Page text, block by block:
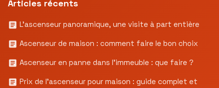
Articles récents
L’ascenseur panoramique, une visite à part entière
Ascenseur de maison : comment faire le bon choix
Ascenseur en panne dans l’immeuble : que faire ?
Prix de l’ascenseur pour maison : guide complet et